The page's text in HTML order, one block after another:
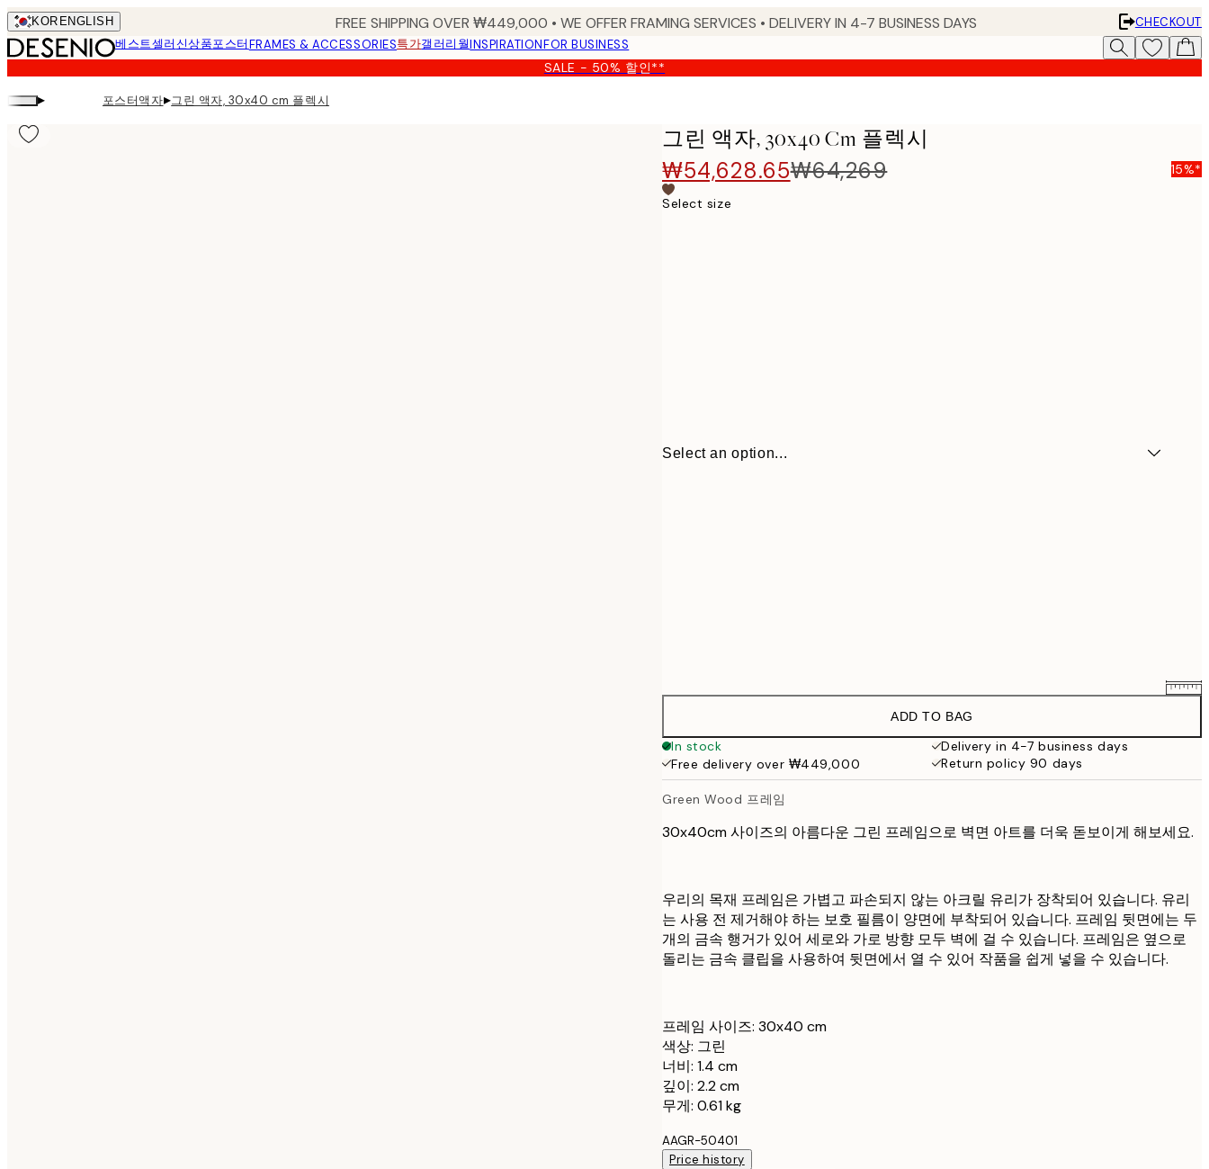
Skip
to
main
content.
KOR ENGLISH FREE SHIPPING OVER ₩449,000 • WE OFFER FRAMING SERVICES • DELIVERY IN 4-7 BUSINESS DAYS
CHECKOUT
베스트셀러신상품포스터FRAMES & ACCESSORIES특가갤러리월INSPIRATIONFOR BUSINESS
SALE - 50% 할인**
▸ 포스터액자▸그린 액자, 30x40 cm 플렉시
그린 액자, 30x40 Cm 플렉시
₩54,628.65₩64,269 15%*
Select size
Select an option...
₩64,269
50x70 cm
₩110,469
ADD TO BAG
In stock
Delivery in 4-7 business days
Free delivery over ₩449,000
Return policy 90 days
Green Wood 프레임
30x40cm 사이즈의 아름다운 그린 프레임으로 벽면 아트를 더욱 돋보이게 해보세요.
우리의 목재 프레임은 가볍고 파손되지 않는 아크릴 유리가 장착되어 있습니다. 유리
는 사용 전 제거해야 하는 보호 필름이 양면에 부착되어 있습니다. 프레임 뒷면에는 두
개의 금속 행거가 있어 세로와 가로 방향 모두 벽에 걸 수 있습니다. 프레임은 옆으로
돌리는 금속 클립을 사용하여 뒷면에서 열 수 있어 작품을 쉽게 넣을 수 있습니다.
프레임 사이즈: 30x40 cm
색상: 그린
너비: 1.4 cm
깊이: 2.2 cm
무게: 0.61 kg
AAGR-50401
Price history